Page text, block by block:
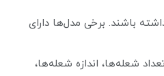
باشند. برخی مدل‌ها دارای
شعله‌ها، اندازه شعله‌ها،